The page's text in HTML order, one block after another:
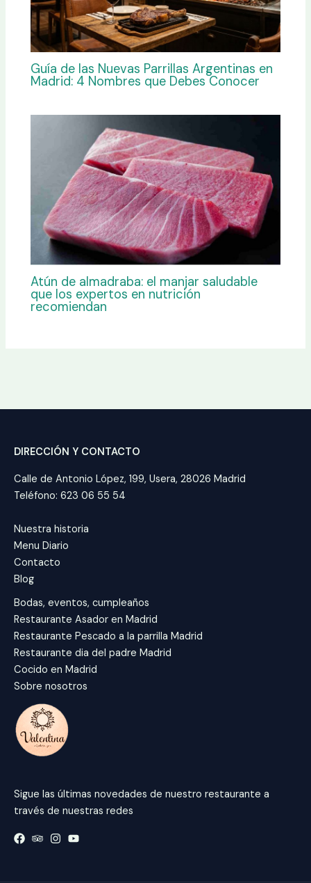
Guía de las Nuevas Parrillas Argentinas en
Madrid: 4 Nombres que Debes Conocer
Atún de almadraba: el manjar saludable
que los expertos en nutrición
recomiendan
DIRECCIÓN Y CONTACTO
Calle de Antonio López, 199, Usera, 28026 Madrid
Teléfono: 623 06 55 54
Nuestra historia
Menu Diario
Contacto
Blog
Bodas, eventos, cumpleaños
Restaurante Asador en Madrid
Restaurante Pescado a la parrilla Madrid
Restaurante dia del padre Madrid
Cocido en Madrid
Sobre nosotros
Sigue las últimas novedades de nuestro restaurante a
través de nuestras redes